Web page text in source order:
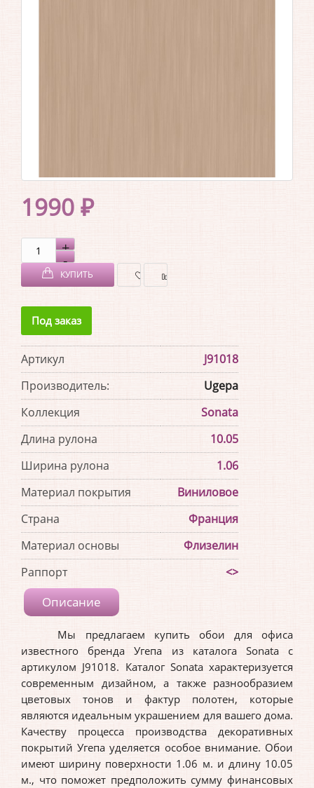
1990 ₽
КУПИТЬ
Под заказ
Артикул
J91018
Производитель:
Ugepa
Коллекция
Sonata
Длина рулона
10.05
Ширина рулона
1.06
Материал покрытия
Виниловое
Страна
Франция
Материал основы
Флизелин
Раппорт
<>
Описание
Мы предлагаем купить обои для офиса
известного бренда Угепа из каталога Sonata с
артикулом J91018. Каталог Sonata характеризуется
современным дизайном, а также разнообразием
цветовых тонов и фактур полотен, которые
являются идеальным украшением для вашего дома.
Качеству процесса производства декоративных
покрытий Угепа уделяется особое внимание. Обои
имеют ширину поверхности 1.06 м. и длину 10.05
м., что поможет предположить сумму финансовых